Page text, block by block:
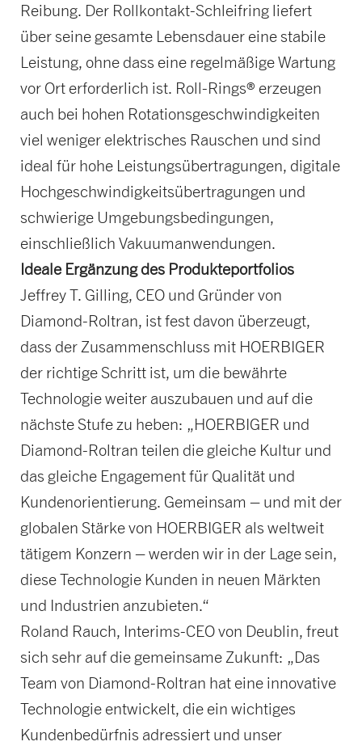
Reibung. Der Rollkontakt-Schleifring liefert
über seine gesamte Lebensdauer eine stabile
Leistung, ohne dass eine regelmäßige Wartung
vor Ort erforderlich ist. Roll-Rings® erzeugen
auch bei hohen Rotationsgeschwindigkeiten
viel weniger elektrisches Rauschen und sind
ideal für hohe Leistungsübertragungen, digitale
Hochgeschwindigkeitsübertragungen und
schwierige Umgebungsbedingungen,
einschließlich Vakuumanwendungen.
Ideale Ergänzung des Produkteportfolios
Jeffrey T. Gilling, CEO und Gründer von
Diamond-Roltran, ist fest davon überzeugt,
dass der Zusammenschluss mit HOERBIGER
der richtige Schritt ist, um die bewährte
Technologie weiter auszubauen und auf die
nächste Stufe zu heben: „HOERBIGER und
Diamond-Roltran teilen die gleiche Kultur und
das gleiche Engagement für Qualität und
Kundenorientierung. Gemeinsam – und mit der
globalen Stärke von HOERBIGER als weltweit
tätigem Konzern – werden wir in der Lage sein,
diese Technologie Kunden in neuen Märkten
und Industrien anzubieten.“
Roland Rauch, Interims-CEO von Deublin, freut
sich sehr auf die gemeinsame Zukunft: „Das
Team von Diamond-Roltran hat eine innovative
Technologie entwickelt, die ein wichtiges
Kundenbedürfnis adressiert und unser